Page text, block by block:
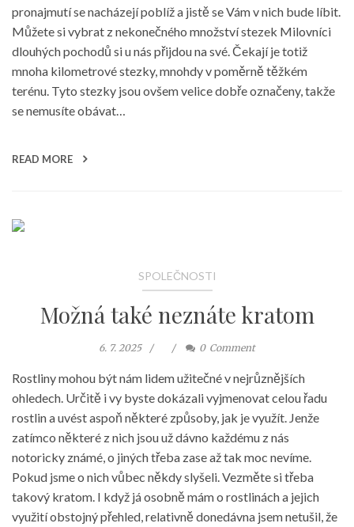
pronajmutí se nacházejí poblíž a jistě se Vám v nich bude líbit.
Můžete si vybrat z nekonečného množství stezek Milovníci
dlouhých pochodů si u nás přijdou na své. Čekají je totiž
mnoha kilometrové stezky, mnohdy v poměrně těžkém
terénu. Tyto stezky jsou ovšem velice dobře označeny, takže
se nemusíte obávat…
READ MORE
SPOLEČNOSTI
Možná také neznáte kratom
6. 7. 2025 0 Comment
Rostliny mohou být nám lidem užitečné v nejrůznějších
ohledech. Určitě i vy byste dokázali vyjmenovat celou řadu
rostlin a uvést aspoň některé způsoby, jak je využít. Jenže
zatímco některé z nich jsou už dávno každému z nás
notoricky známé, o jiných třeba zase až tak moc nevíme.
Pokud jsme o nich vůbec někdy slyšeli. Vezměte si třeba
takový kratom. I když já osobně mám o rostlinách a jejich
využití obstojný přehled, relativně donedávna jsem netušil, že